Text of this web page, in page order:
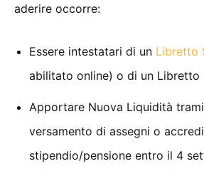
aderire occorre:
Essere intestatari di un Libretto
abilitato online) o di un Libretto
Apportare Nuova Liquidità
versamento di assegni o
stipendio/pensione entro il 4